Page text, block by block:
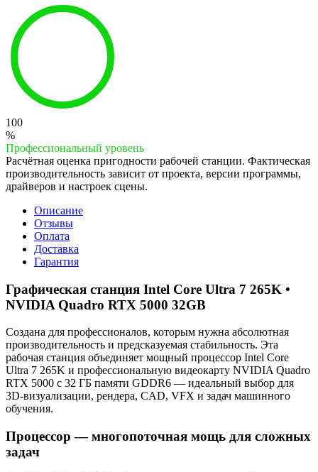
100
%
Профессиональный уровень
Расчётная оценка пригодности рабочей станции. Фактическая
производительность зависит от проекта, версии программы,
драйверов и настроек сцены.
Описание
Отзывы
Оплата
Доставка
Гарантия
Графическая станция Intel Core Ultra 7 265K •
NVIDIA Quadro RTX 5000 32GB
Создана для профессионалов, которым нужна абсолютная
производительность и предсказуемая стабильность. Эта
рабочая станция объединяет мощный процессор Intel Core
Ultra 7 265K и профессиональную видеокарту NVIDIA Quadro
RTX 5000 с 32 ГБ памяти GDDR6 — идеальный выбор для
3D-визуализации, рендера, CAD, VFX и задач машинного
обучения.
Процессор — многопоточная мощь для сложных
задач